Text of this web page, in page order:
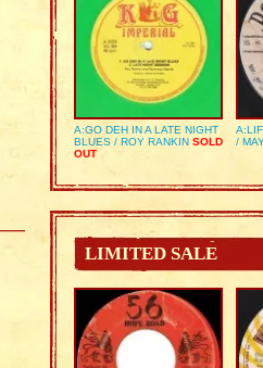
A:GO DEH IN A LATE NIGHT
BLUES / ROY RANKIN SOLD
OUT
/
LIMITED SALE